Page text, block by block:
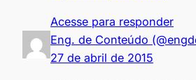
Acesse para responder
Eng. de Conteúdo
27 de abril de 2015